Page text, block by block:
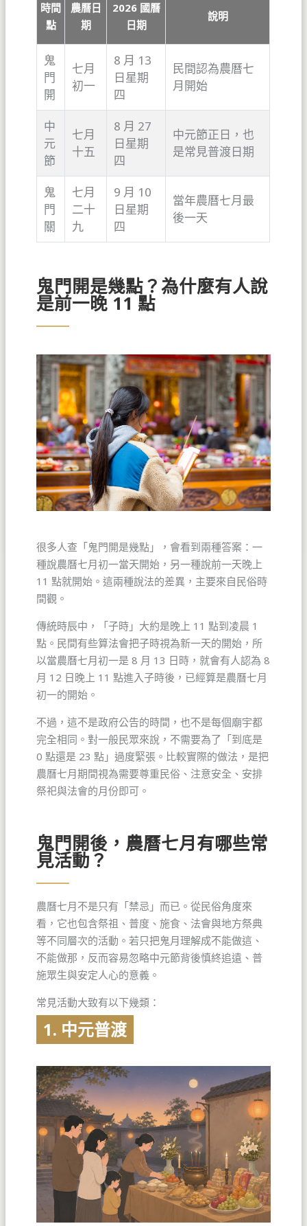
時間
點
農曆日
期
2026 國曆
日期
說明
鬼
門
開
七月
初一
8 月 13
日星期
四
民間認為農曆七
月開始
中
元
節
七月
十五
8 月 27
日星期
四
中元節正日，也
是常見普渡日期
鬼
門
關
七月
二十
九
9 月 10
日星期
四
當年農曆七月最
後一天
鬼門開是幾點？為什麼有人說
是前一晚 11 點
很多人查「鬼門開是幾點」，會看到兩種答案：一
種說農曆七月初一當天開始，另一種說前一天晚上
11 點就開始。這兩種說法的差異，主要來自民俗時
間觀。
傳統時辰中，「子時」大約是晚上 11 點到凌晨 1
點。民間有些算法會把子時視為新一天的開始，所
以當農曆七月初一是 8 月 13 日時，就會有人認為 8
月 12 日晚上 11 點進入子時後，已經算是農曆七月
初一的開始。
不過，這不是政府公告的時間，也不是每個廟宇都
完全相同。對一般民眾來說，不需要為了「到底是
0 點還是 23 點」過度緊張。比較實際的做法，是把
農曆七月期間視為需要尊重民俗、注意安全、安排
祭祀與法會的月份即可。
鬼門開後，農曆七月有哪些常
見活動？
農曆七月不是只有「禁忌」而已。從民俗角度來
看，它也包含祭祖、普度、施食、法會與地方祭典
等不同層次的活動。若只把鬼月理解成不能做這、
不能做那，反而容易忽略中元節背後慎終追遠、普
施眾生與安定人心的意義。
常見活動大致有以下幾類：
1. 中元普渡